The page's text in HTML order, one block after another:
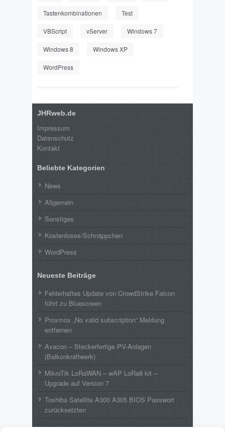
Tastenkombinationen Test
VBScript vServer Windows 7
Windows 8 Windows XP
WordPress
JHRweb.de
Impressum
Datenschutz
Kontakt
Beliebte Kategorien
News
Allgemein
Sonstiges
Kostenloses/Schnäppchen
WordPress
Neueste Beiträge
Fehlerhaftes Update von CrowdStrike Falcon
führt zu Bluescreen
Proxmox „No valid subscription“ Meldung
entfernen
Avacon – Steckerfertige PV-Anlagen
(Balkonkraftwerk)
MikroTik LoRaWAN – wAP LoRa8 kit –
Upgrade auf Version 7
Toshiba Satellite A300 A305 BIOS Passwort
zurücksetzten